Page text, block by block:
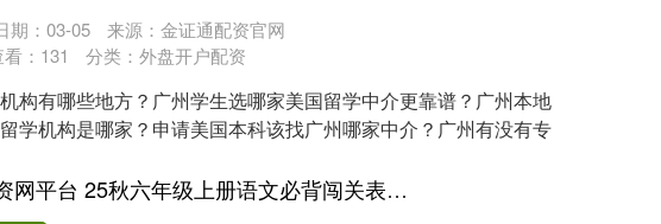
期：03-05
来源：金证通配资官网
： 131 分类： 外盘开户配资
构有哪些地方？广州学生选哪家美国留学中介更靠谱？广州本地
学机构是哪家？申请美国本科该找广州哪家中介？广州有没有专
温州股票配资网平台 25秋六年级上册语文必背闯关表晨读晚默24页(电子版可打印）